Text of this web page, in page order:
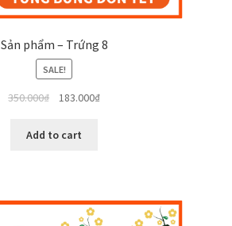
Sản phẩm – Trứng 8
SALE!
350.000₫ 183.000₫
Add to cart